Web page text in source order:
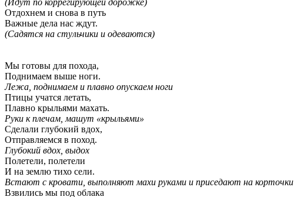
(Идут по коррегирующей дорожке)
Отдохнем и снова в путь
Важные дела нас ждут.
(Садятся на стульчики и одеваются)
Мы готовы для похода,
Поднимаем выше ноги.
Лежа, поднимаем и плавно опускаем ноги
Птицы учатся летать,
Плавно крыльями махать.
Руки к плечам, машут «крыльями»
Сделали глубокий вдох,
Отправляемся в поход.
Глубокий вдох, выдох
Полетели, полетели
И на землю тихо сели.
Встают с кровати, выполняют махи руками и приседают на корточки
Взвились мы под облака